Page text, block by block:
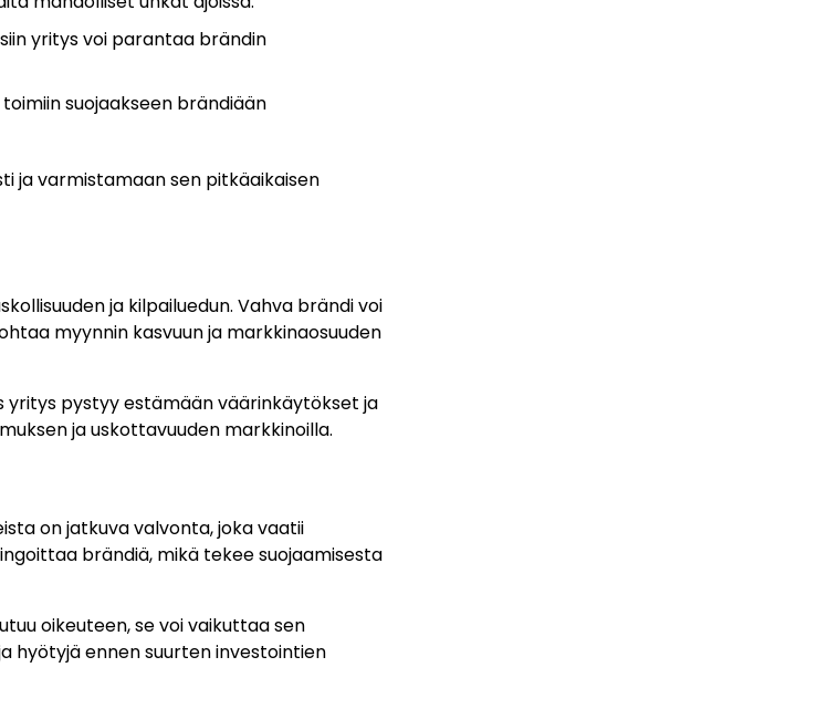
yritys voi parantaa brändin
suojaakseen brändiään
ja varmistamaan sen pitkäaikaisen
ja kilpailuedun. Vahva brändi voi
myynnin kasvuun ja markkinaosuuden
yritys pystyy estämään väärinkäytökset ja
ja uskottavuuden markkinoilla.
on jatkuva valvonta, joka vaatii
brändiä, mikä tekee suojaamisesta
oikeuteen, se voi vaikuttaa sen
hyötyjä ennen suurten investointien